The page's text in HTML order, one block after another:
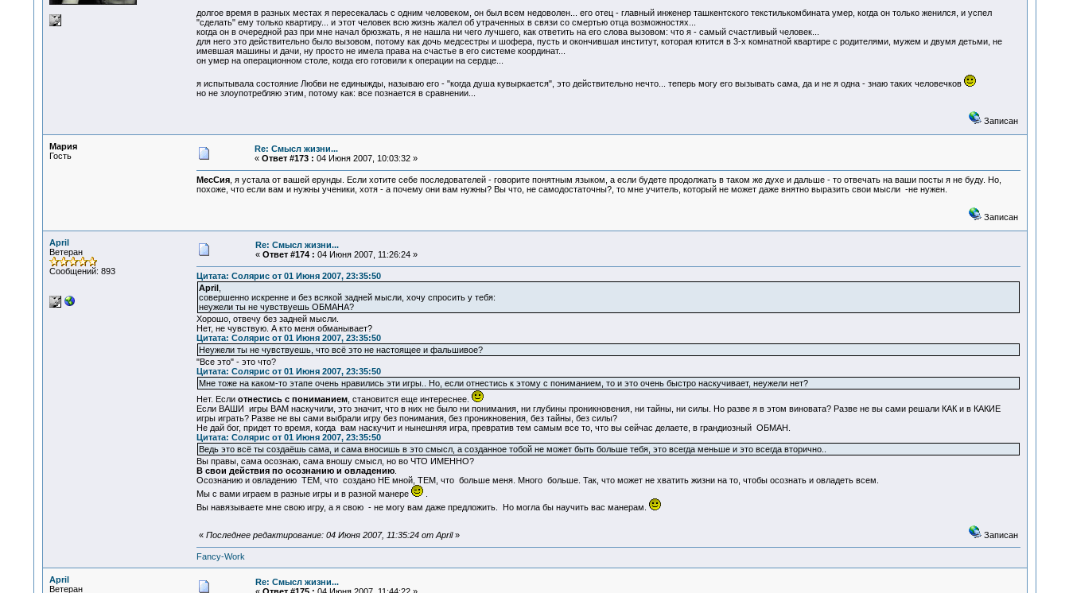
долгое время в разных местах я пересекалась с одним человеком, он был всем недоволен... его отец - главный инженер ташкентского текстилькомбината умер, когда он только женился, и успел
"сделать" ему только квартиру... и этот человек всю жизнь жалел об утраченных в связи со смертью отца возможностях...
когда он в очередной раз при мне начал брюзжать, я не нашла ни чего лучшего, как ответить на его слова вызовом: что я - самый счастливый человек...
для него это действительно было вызовом, потому как дочь медсестры и шофера, пусть и окончившая институт, которая ютится в 3-х комнатной квартире с родителями, мужем и двумя детьми, не
имевшая машины и дачи, ну просто не имела права на счастье в его системе координат...
он умер на операционном столе, когда его готовили к операции на сердце...
я испытывала состояние Любви не единыжды, называю его - "когда душа кувыркается", это действительно нечто... теперь могу его вызывать сама, да и не я одна - знаю таких человечков
но не злоупотребляю этим, потому как: все познается в сравнении...
Записан
Мария
Гость
Re: Смысл жизни...
« Ответ #173 : 04 Июня 2007, 10:03:32 »
МесСия, я устала от вашей ерунды. Если хотите себе последователей - говорите понятным языком, а если будете продолжать в таком же духе и дальше - то отвечать на ваши посты я не буду. Но,
похоже, что если вам и нужны ученики, хотя - а почему они вам нужны? Вы что, не самодостаточны?, то мне учитель, который не может даже внятно выразить свои мысли -не нужен.
Записан
April
Ветеран
Сообщений: 893
Re: Смысл жизни...
« Ответ #174 : 04 Июня 2007, 11:26:24 »
Цитата: Солярис от 01 Июня 2007, 23:35:50
April
совершенно искренне и без всякой задней мысли, хочу спросить у тебя:
неужели ты не чувствуешь ОБМАНА?
Хорошо, отвечу без задней мысли.
Нет, не чувствую. А кто меня обманывает?
Цитата: Солярис от 01 Июня 2007, 23:35:50
Неужели ты не чувствуешь, что всё это не настоящее и фальшивое?
"Все это" - это что?
Цитата: Солярис от 01 Июня 2007, 23:35:50
Мне тоже на каком-то этапе очень нравились эти игры.. Но, если отнестись к этому с пониманием, то и это очень быстро наскучивает, неужели нет?
Нет. Если отнестись с пониманием, становится еще интереснее.
Если ВАШИ игры ВАМ наскучили, это значит, что в них не было ни понимания, ни глубины проникновения, ни тайны, ни силы. Но разве я в этом виновата? Разве не вы сами решали КАК и в КАКИЕ
игры играть? Разве не вы сами выбрали игру без понимания, без проникновения, без тайны, без силы?
Не дай бог, придет то время, когда вам наскучит и нынешняя игра, превратив тем самым все то, что вы сейчас делаете, в грандиозный ОБМАН.
Цитата: Солярис от 01 Июня 2007, 23:35:50
Ведь это всё ты создаёшь сама, и сама вносишь в это смысл, а созданное тобой не может быть больше тебя, это всегда меньше и это всегда вторично..
Вы правы, сама осознаю, сама вношу смысл, но во ЧТО ИМЕННО?
В свои действия по осознанию и овладению.
Осознанию и овладению ТЕМ, что создано НЕ мной, ТЕМ, что больше меня. Много больше. Так, что может не хватить жизни на то, чтобы осознать и овладеть всем.
Мы с вами играем в разные игры и в разной манере
.
Вы навязываете мне свою игру, а я свою - не могу вам даже предложить. Но могла бы научить вас манерам.
« Последнее редактирование: 04 Июня 2007, 11:35:24 от April» Записан
Fancy-Work
April
Ветеран
Re: Смысл жизни...